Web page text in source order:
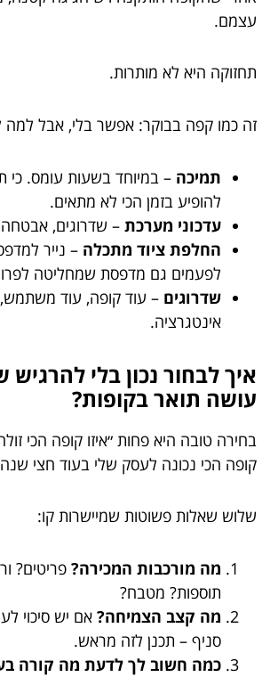
עצמם.
תחזוקה היא לא מותרות.
זה כמו קפה בבוקר: אפשר בלי, אבל למה
תמיכה – במיוחד בשעות עומס. כי
להופיע בזמן הכי לא מתאים.
עדכוני מערכת – שדרוגים,
החלפת ציוד מתכלה – נייר
לפעמים גם מדפסת שמחליטה
שדרוגים – עוד קופה, עוד משתמש,
אינטגרציה.
איך לבחור נכון בלי
עושה תואר בקופות?
בחירה טובה היא פחות ״איזו קופה הכי
קופה הכי נכונה לעסק שלי בעוד חצי
שלוש שאלות פשוטות שמיישרות קו:
מה מורכבות המכירה? פריטים?
תוספות? מטבח?
מה קצב הצמיחה? אם יש סיכוי
סניף – תכנן לזה מראש.
כמה חשוב לך לדעת מה קורה